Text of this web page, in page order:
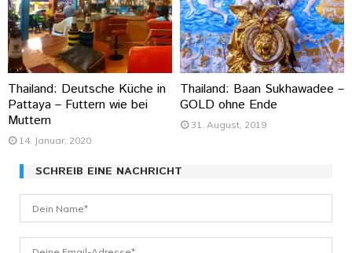
Thailand: Deutsche Küche in
Pattaya – Futtern wie bei
Muttern
14. Januar, 2020
Thailand: Baan Sukhawadee –
GOLD ohne Ende
31. August, 2019
SCHREIB EINE NACHRICHT